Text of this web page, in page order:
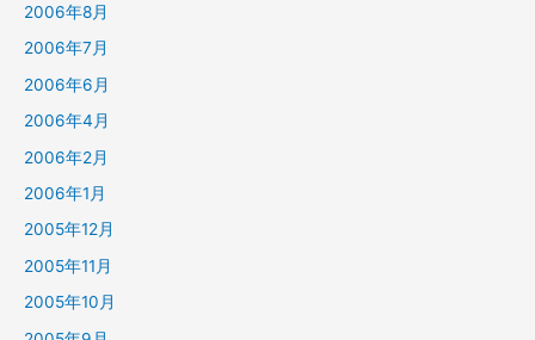
2006年8月
2006年7月
2006年6月
2006年4月
2006年2月
2006年1月
2005年12月
2005年11月
2005年10月